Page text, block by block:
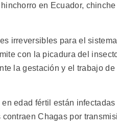
en Ecuador,
irreversibles para el
con la picadura del
la gestación y el trabajo de
edad fértil están infectadas
Chagas por